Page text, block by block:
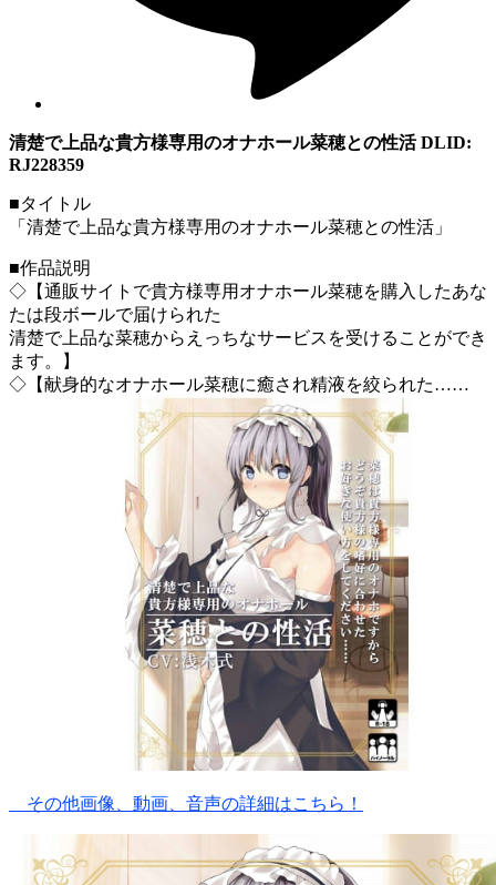
清楚で上品な貴方様専用のオナホール菜穂との性活 DLID:
RJ228359
■タイトル
「清楚で上品な貴方様専用のオナホール菜穂との性活」
■作品説明
◇【通販サイトで貴方様専用オナホール菜穂を購入したあな
たは段ボールで届けられた
清楚で上品な菜穂からえっちなサービスを受けることができ
ます。】
◇【献身的なオナホール菜穂に癒され精液を絞られた……
その他画像、動画、音声の詳細はこちら！